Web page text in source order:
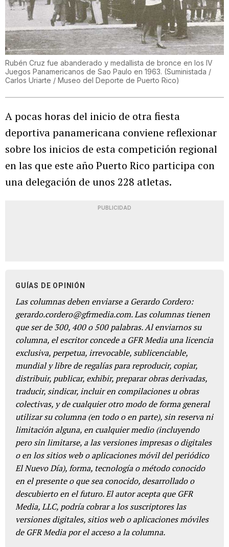
Rubén Cruz fue abanderado y medallista de bronce en los IV
Juegos Panamericanos de Sao Paulo en 1963. (Suministada /
Carlos Uriarte / Museo del Deporte de Puerto Rico)
A pocas horas del inicio de otra fiesta
deportiva panamericana conviene reflexionar
sobre los inicios de esta competición regional
en las que este año Puerto Rico participa con
una delegación de unos 228 atletas.
PUBLICIDAD
GUÍAS DE OPINIÓN
Las columnas deben enviarse a Gerardo Cordero:
gerardo.cordero@gfrmedia.com. Las columnas tienen
que ser de 300, 400 o 500 palabras. Al enviarnos su
columna, el escritor concede a GFR Media una licencia
exclusiva, perpetua, irrevocable, sublicenciable,
mundial y libre de regalías para reproducir, copiar,
distribuir, publicar, exhibir, preparar obras derivadas,
traducir, sindicar, incluir en compilaciones u obras
colectivas, y de cualquier otro modo de forma general
utilizar su columna (en todo o en parte), sin reserva ni
limitación alguna, en cualquier medio (incluyendo
pero sin limitarse, a las versiones impresas o digitales
o en los sitios web o aplicaciones móvil del periódico
El Nuevo Día), forma, tecnología o método conocido
en el presente o que sea conocido, desarrollado o
descubierto en el futuro. El autor acepta que GFR
Media, LLC, podría cobrar a los suscriptores las
versiones digitales, sitios web o aplicaciones móviles
de GFR Media por el acceso a la columna.